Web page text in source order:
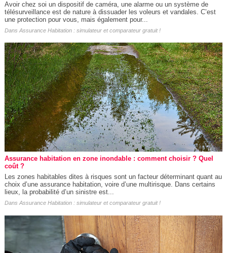
Avoir chez soi un dispositif de caméra, une alarme ou un système de
télésurveillance est de nature à dissuader les voleurs et vandales. C’est
une protection pour vous, mais également pour...
Dans Assurance Habitation : simulateur et comparateur gratuit !
Assurance habitation en zone inondable : comment choisir ? Quel
coût ?
Les zones habitables dites à risques sont un facteur déterminant quant au
choix d’une assurance habitation, voire d’une multirisque. Dans certains
lieux, la probabilité d’un sinistre est...
Dans Assurance Habitation : simulateur et comparateur gratuit !